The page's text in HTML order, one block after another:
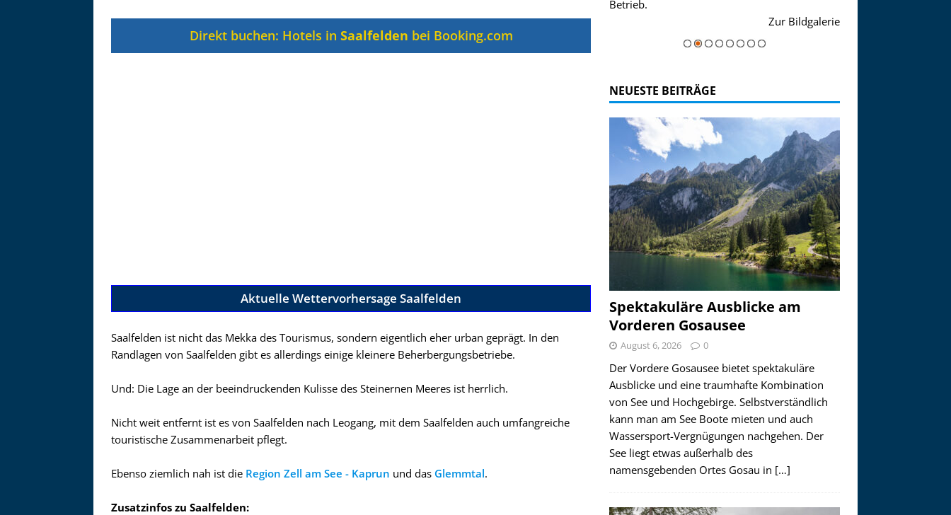
Direkt buchen: Hotels in Saalfelden bei Booking.com
Aktuelle Wettervorhersage Saalfelden
Saalfelden ist nicht das Mekka des Tourismus, sondern eigentlich eher urban geprägt. In den
Randlagen von Saalfelden gibt es allerdings einige kleinere Beherbergungsbetriebe.
Und: Die Lage an der beeindruckenden Kulisse des Steinernen Meeres ist herrlich.
Nicht weit entfernt ist es von Saalfelden nach Leogang, mit dem Saalfelden auch umfangreiche
touristische Zusammenarbeit pflegt.
Ebenso ziemlich nah ist die Region Zell am See - Kaprun und das Glemmtal.
Zusatzinfos zu Saalfelden:
Zur Bildgalerie
Betrieb.
Zur Bildgaleriemajestätisch...
Zur Bildgalerie
NEUESTE BEITRÄGE
Spektakuläre Ausblicke am
Vorderen Gosausee
August 6, 2026 0
Der Vordere Gosausee bietet spektakuläre
Ausblicke und eine traumhafte Kombination
von See und Hochgebirge. Selbstverständlich
kann man am See Boote mieten und auch
Wassersport-Vergnügungen nachgehen. Der
See liegt etwas außerhalb des
namensgebenden Ortes Gosau in […]